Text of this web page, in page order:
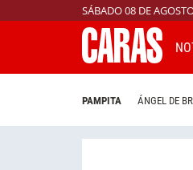
SÁBADO 08 DE
PAMPITA ÁNGEL DE